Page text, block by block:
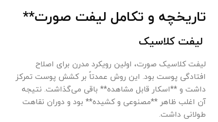
تاریخچه و تکامل لیفت صورت**
لیفت کلاسیک
لیفت کلاسیک صورت، اولین رویکرد مدرن برای اصلاح
افتادگی پوست بود. این روش عمدتاً بر کشش پوست تمرکز
داشت و **اسکار قابل مشاهده** باقی می‌گذاشت. نتیجه
آن اغلب ظاهر **مصنوعی و کشیده** بود و دوران نقاهت
طولانی داشت.